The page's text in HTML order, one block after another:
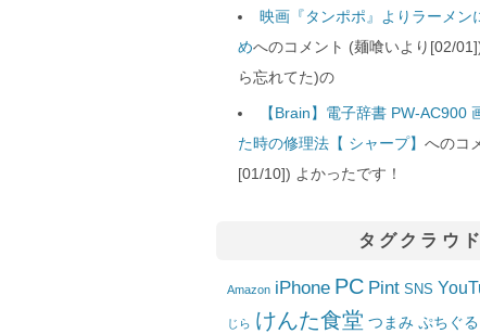
映画『タンポポ』よりラーメン
めへのコメント (麺喰いより[02/
ら忘れてた)の
【Brain】電子辞書 PW-AC900
た時の修理法【 シャープ】へのコ
[01/10]) よかったです！
タグクラウド
Amazon iPhone PC Pint SNS
じら けんた食堂 つまみ ぷちぐる